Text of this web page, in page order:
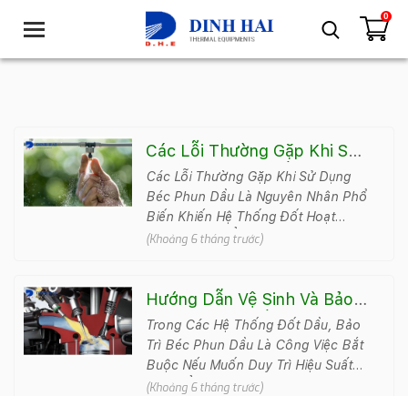
T
g
n
a
v
i
i
o
n
0
Các Lỗi Thường Gặp Khi Sử
Dụng Béc Phun Dầu
Các Lỗi Thường Gặp Khi Sử Dụng
Béc Phun Dầu Là Nguyên Nhân Phổ
Biến Khiến Hệ Thống Đốt Hoạt
Động Không Ổn Định, Tiêu Hao
(Khoảng 6 tháng trước)
Hướng Dẫn Vệ Sinh Và Bảo
Trì Béc Phun Dầu Đúng Cách
Trong Các Hệ Thống Đốt Dầu, Bảo
Trì Béc Phun Dầu Là Công Việc Bắt
Buộc Nếu Muốn Duy Trì Hiệu Suất
Cháy Ổn Định, Tiết Kiệm Nhiên Liệu
(Khoảng 6 tháng trước)